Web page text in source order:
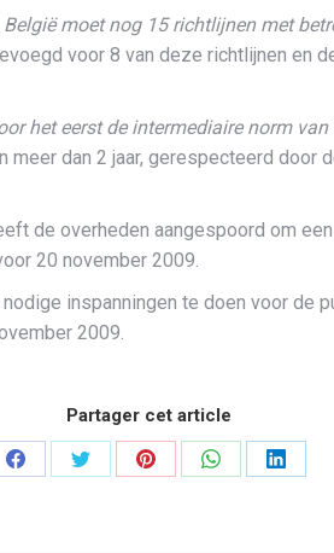
moet nog 15 richtlijnen met
voor 8 van deze richtlijnen en
het eerst de intermediaire norm van
dan 2 jaar, gerespecteerd
de overheden aangespoord om
20 november 2009.
inspanningen te doen voor de
2009.
Partager cet article
PartagerPartagerPartagerPartagerPartager